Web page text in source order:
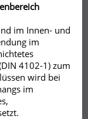
im Innen- und
im
4102-1) zum
wird bei
im